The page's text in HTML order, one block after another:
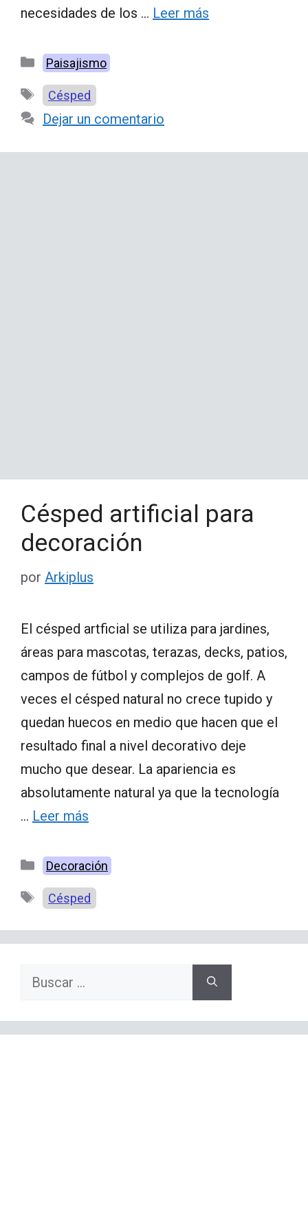
necesidades de los … Leer más
Categorías
Paisajismo
Etiquetas
Césped
Dejar un comentario
Césped artificial para
decoración
por Arkiplus
El césped artficial se utiliza para jardines,
áreas para mascotas, terazas, decks, patios,
campos de fútbol y complejos de golf. A
veces el césped natural no crece tupido y
quedan huecos en medio que hacen que el
resultado final a nivel decorativo deje
mucho que desear. La apariencia es
absolutamente natural ya que la tecnología
… Leer más
Categorías
Decoración
Etiquetas
Césped
Buscar: